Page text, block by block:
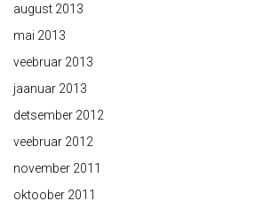
august 2013
mai 2013
veebruar 2013
jaanuar 2013
detsember 2012
veebruar 2012
november 2011
oktoober 2011